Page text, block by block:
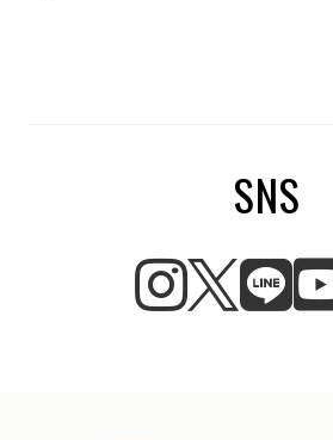
SNS